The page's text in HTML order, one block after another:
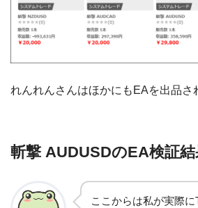
れんれんさんはほかにもEAを出品さ
斬撃 AUDUSDのEA検証
ここからは私が実際